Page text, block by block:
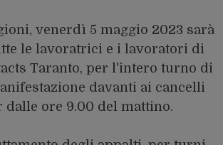
venerdì 5 maggio 2023 sarà
le lavoratrici e i lavoratori di
Taranto, per l'intero turno di
davanti ai cancelli
dalle ore 9.00 del mattino.